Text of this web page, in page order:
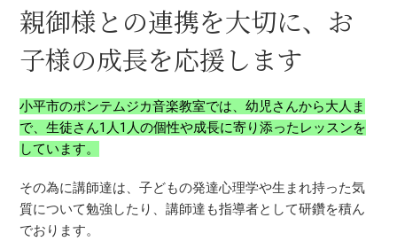
親御様との連携を大切に、お
子様の成長を応援します
小平市のポンテムジカ音楽教室では、幼児さんから大人ま
で、生徒さん1人1人の個性や成長に寄り添ったレッスンを
しています。
その為に講師達は、子どもの発達心理学や生まれ持った気
質について勉強したり、講師達も指導者として研鑽を積ん
でおります。